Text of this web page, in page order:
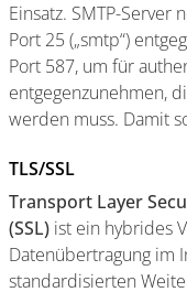
Einsatz. SMTP-
Port 25 („smtp“)
Port 587, um für
entgegenzunehmen,
werden muss. Damit
TLS/SSL
Transport Layer
(SSL) ist ein hybrides
Datenübertragung im
standardisierten